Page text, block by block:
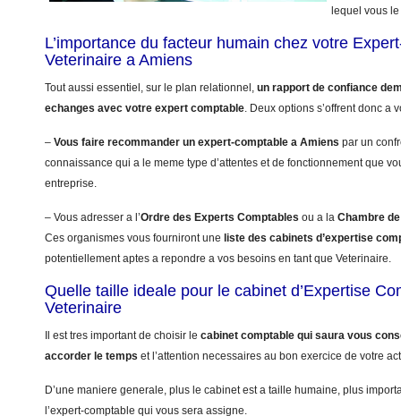
lequel vous
L’importance du facteur humain chez votre
Veterinaire a Amiens
Tout aussi essentiel, sur le plan relationnel, un rapport de confiance
echanges avec votre expert comptable. Deux options s’offrent donc a
– Vous faire recommander un expert-comptable a Amiens par un
connaissance qui a le meme type d’attentes et de fonctionnement que
entreprise.
– Vous adresser a l’Ordre des Experts Comptables ou a la Chambre
Ces organismes vous fourniront une liste des cabinets d’expertise
potentiellement aptes a repondre a vos besoins en tant que Veterinaire.
Quelle taille ideale pour le cabinet d’Expertise
Veterinaire
Il est tres important de choisir le cabinet comptable qui saura vous
accorder le temps et l’attention necessaires au bon exercice de votre
D’une maniere generale, plus le cabinet est a taille humaine, plus
l’expert-comptable qui vous sera assigne.